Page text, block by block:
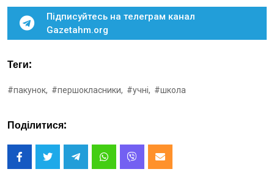
Підписуйтесь на телеграм канал
Gazetahm.org
Теги:
#пакунок, #першокласники, #учні, #школа
Поділитися: